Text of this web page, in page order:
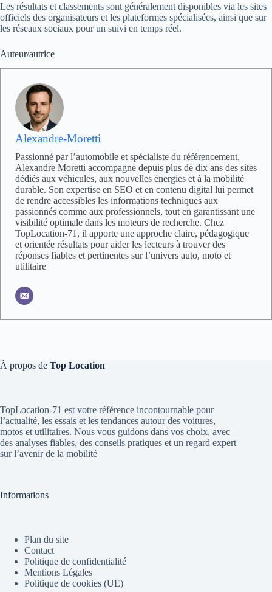
Les résultats et classements sont généralement disponibles via les sites
officiels des organisateurs et les plateformes spécialisées, ainsi que sur
les réseaux sociaux pour un suivi en temps réel.
Auteur/autrice
Alexandre-Moretti
Passionné par l’automobile et spécialiste du référencement,
Alexandre Moretti accompagne depuis plus de dix ans des sites
dédiés aux véhicules, aux nouvelles énergies et à la mobilité
durable. Son expertise en SEO et en contenu digital lui permet
de rendre accessibles les informations techniques aux
passionnés comme aux professionnels, tout en garantissant une
visibilité optimale dans les moteurs de recherche. Chez
TopLocation-71, il apporte une approche claire, pédagogique
et orientée résultats pour aider les lecteurs à trouver des
réponses fiables et pertinentes sur l’univers auto, moto et
utilitaire
À propos de Top Location
TopLocation-71 est votre référence incontournable pour
l’actualité, les essais et les tendances autour des voitures,
motos et utilitaires. Nous vous guidons dans vos choix, avec
des analyses fiables, des conseils pratiques et un regard expert
sur l’avenir de la mobilité
Informations
Plan du site
Contact
Politique de confidentialité
Mentions Légales
Politique de cookies (UE)